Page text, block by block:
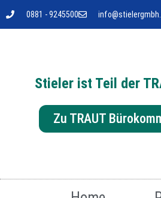
0881 - 9245500
Stieler ist Teil der
Zu TRAUT